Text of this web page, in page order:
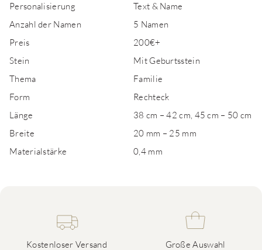
Personalisierung
Text & Name
Anzahl der Namen
5 Namen
Preis
200€+
Stein
Mit Geburtsstein
Thema
Familie
Form
Rechteck
Länge
38 cm – 42 cm, 45 cm – 50 cm
Breite
20 mm – 25 mm
Materialstärke
0,4 mm
Kostenloser Versand Große Auswahl